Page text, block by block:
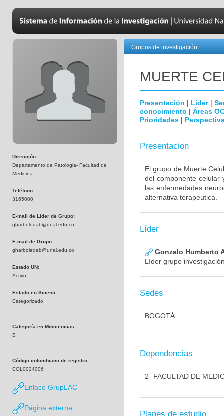
Dirección:
Departamento de Patologia- Facultad de
Medicina
Teléfono:
3165000
E-mail de Líder de Grupo:
gharboledab@unal.edu.co
E-mail de Grupo:
gharboledab@unal.edu.co
Estado UN:
Activo
Estado en Scienti:
Categorizado
Categoría en Minciencias:
B
Código colombiano de registro:
COL0024006
Enlace GrupLAC
Página externa
Grupos de investigación
MUERTE
Presentación | Líder|
conocimiento | Áreas
Prioridades |
Presentacion
El grupo de Muerte
del componente celular
las enfermedades
alternativa terapeutica.
Líder
Gonzalo Humberto
Líder grupo
Sedes
BOGOTÁ
Dependencias
2- FACULTAD DE